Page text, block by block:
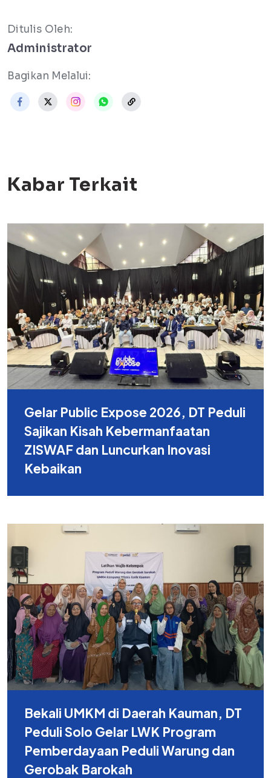
Ditulis Oleh:
Administrator
Bagikan Melalui:
Kabar Terkait
Gelar Public Expose 2026, DT Peduli
Sajikan Kisah Kebermanfaatan
ZISWAF dan Luncurkan Inovasi
Kebaikan
Bekali UMKM di Daerah Kauman, DT
Peduli Solo Gelar LWK Program
Pemberdayaan Peduli Warung dan
Gerobak Barokah